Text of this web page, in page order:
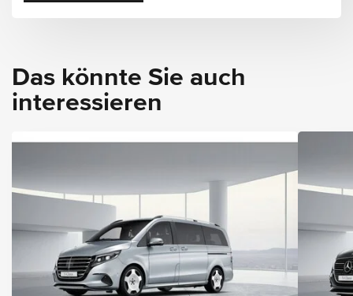
Das könnte Sie auch
interessieren